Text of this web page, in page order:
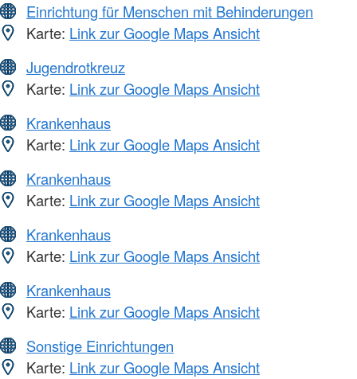
Einrichtung für Menschen mit Behinderungen
Karte: Link zur Google Maps Ansicht
Jugendrotkreuz
Karte: Link zur Google Maps Ansicht
Krankenhaus
Karte: Link zur Google Maps Ansicht
Krankenhaus
Karte: Link zur Google Maps Ansicht
Krankenhaus
Karte: Link zur Google Maps Ansicht
Krankenhaus
Karte: Link zur Google Maps Ansicht
Sonstige Einrichtungen
Karte: Link zur Google Maps Ansicht